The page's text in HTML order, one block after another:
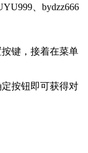
、bydzz666
键，接着在菜单
按钮即可获得对